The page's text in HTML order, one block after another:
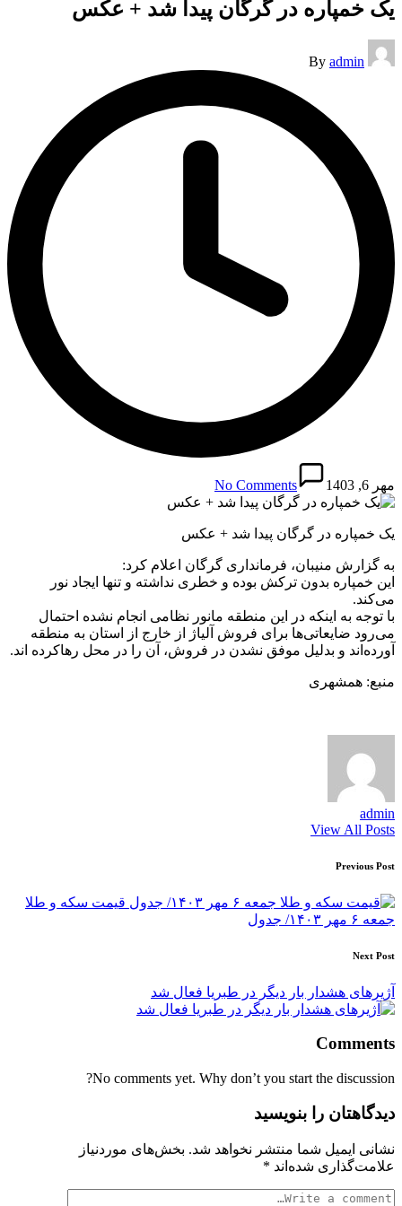
یک خمپاره در گرگان پیدا شد + عکس
Posted
by
By admin
مهر 6, 1403 No Comments
یک خمپاره در گرگان پیدا شد + عکس
به گزارش منیبان، فرمانداری گرگان اعلام کرد:
این خمپاره بدون ترکش بوده و خطری نداشته و تنها ایجاد نور
می‌کند.
با توجه به اینکه در این منطقه مانور نظامی انجام نشده احتمال
می‌رود ضایعاتی‌ها برای فروش آلیاژ از خارج از استان به منطقه
آورده‌اند و بدلیل موفق نشدن در فروش، آن را در محل رهاکرده اند.
منبع: همشهری
admin
View All Posts
Post
navigation
Previous Post
قیمت سکه و طلا
جمعه ۶ مهر ۱۴۰۳/ جدول
Next Post
آژیرهای هشدار بار دیگر در طبریا فعال شد
Comments
No comments yet. Why don’t you start the discussion?
دیدگاهتان را بنویسید
نشانی ایمیل شما منتشر نخواهد شد. بخش‌های موردنیاز
علامت‌گذاری شده‌اند *